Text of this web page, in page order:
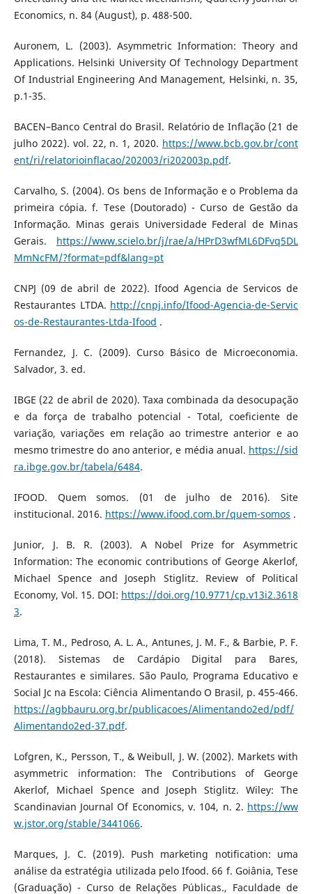
Economics, n. 84 (August), p. 488-500.
Auronem, L. (2003). Asymmetric Information: Theory and
Applications. Helsinki University Of Technology Department
Of Industrial Engineering And Management, Helsinki, n. 35,
p.1-35.
BACEN–Banco Central do Brasil. Relatório de Inflação (21 de
julho 2022). vol. 22, n. 1, 2020. https://www.bcb.gov.br/cont
ent/ri/relatorioinflacao/202003/ri202003p.pdf.
Carvalho, S. (2004). Os bens de Informação e o Problema da
primeira cópia. f. Tese (Doutorado) - Curso de Gestão da
Informação. Minas gerais Universidade Federal de Minas
Gerais. https://www.scielo.br/j/rae/a/HPrD3wfML6DFvq5DL
MmNcFM/?format=pdf&lang=pt
CNPJ (09 de abril de 2022). Ifood Agencia de Servicos de
Restaurantes LTDA. http://cnpj.info/Ifood-Agencia-de-Servic
os-de-Restaurantes-Ltda-Ifood .
Fernandez, J. C. (2009). Curso Básico de Microeconomia.
Salvador, 3. ed.
IBGE (22 de abril de 2020). Taxa combinada da desocupação
e da força de trabalho potencial - Total, coeficiente de
variação, variações em relação ao trimestre anterior e ao
mesmo trimestre do ano anterior, e média anual. https://sid
ra.ibge.gov.br/tabela/6484.
IFOOD. Quem somos. (01 de julho de 2016). Site
institucional. 2016. https://www.ifood.com.br/quem-somos .
Junior, J. B. R. (2003). A Nobel Prize for Asymmetric
Information: The economic contributions of George Akerlof,
Michael Spence and Joseph Stiglitz. Review of Political
Economy, Vol. 15. DOI: https://doi.org/10.9771/cp.v13i2.3618
3.
Lima, T. M., Pedroso, A. L. A., Antunes, J. M. F., & Barbie, P. F.
(2018). Sistemas de Cardápio Digital para Bares,
Restaurantes e similares. São Paulo, Programa Educativo e
Social Jc na Escola: Ciência Alimentando O Brasil, p. 455-466.
https://agbbauru.org.br/publicacoes/Alimentando2ed/pdf/
Alimentando2ed-37.pdf.
Lofgren, K., Persson, T., & Weibull, J. W. (2002). Markets with
asymmetric information: The Contributions of George
Akerlof, Michael Spence and Joseph Stiglitz. Wiley: The
Scandinavian Journal Of Economics, v. 104, n. 2. https://ww
w.jstor.org/stable/3441066.
Marques, J. C. (2019). Push marketing notification: uma
análise da estratégia utilizada pelo Ifood. 66 f. Goiânia, Tese
(Graduação) - Curso de Relações Públicas., Faculdade de